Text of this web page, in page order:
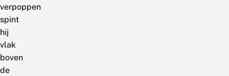
verpoppen
spint
hij
vlak
boven
de